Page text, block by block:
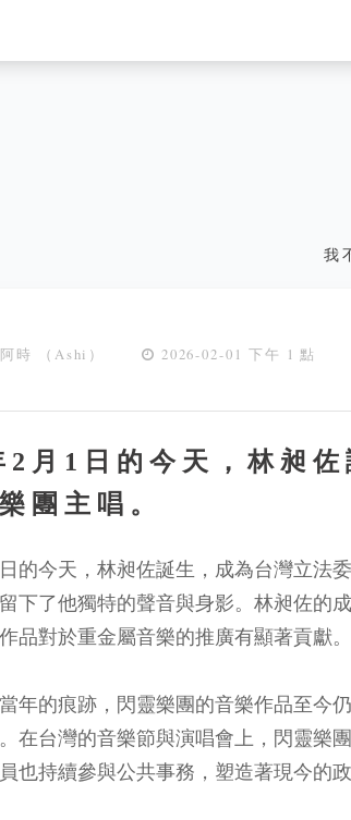
我
阿時 （Ashi） 2026-02-01 下午 1 點
2月1日的今天，林昶
團主唱。
的今天，林昶佐誕生，成為台灣立法
下了他獨特的聲音與身影。林昶佐的
品對於重金屬音樂的推廣有顯著貢獻。
年的痕跡，閃靈樂團的音樂作品至今
在台灣的音樂節與演唱會上，閃靈樂
也持續參與公共事務，塑造著現今的政